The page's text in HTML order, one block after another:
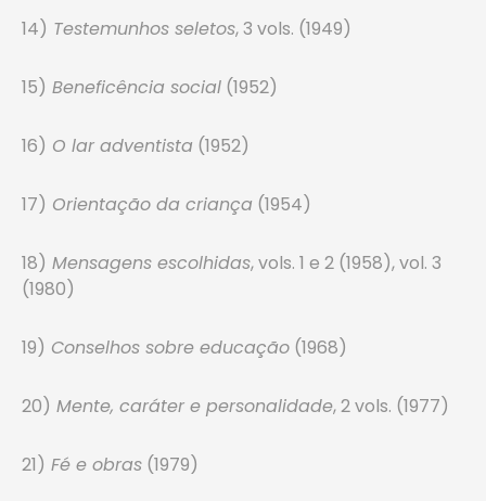
14) Testemunhos seletos, 3 vols. (1949)
15) Beneficência social (1952)
16) O lar adventista (1952)
17) Orientação da criança (1954)
18) Mensagens escolhidas, vols. 1 e 2 (1958), vol. 3
(1980)
19) Conselhos sobre educação (1968)
20) Mente, caráter e personalidade, 2 vols. (1977)
21) Fé e obras (1979)